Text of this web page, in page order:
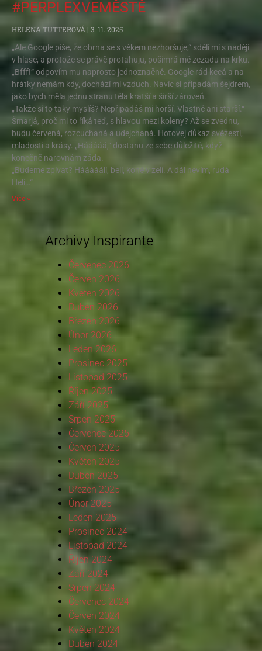
#PERPLEXVEMĚSTĚ
HELENA TUTTEROVÁ
3. 11. 2025
„Ale Google píše, že obrna se s věkem nezhoršuje,“ sdělí mi s nadějí
v hlase, a protože se právě protahuju, pošimrá mě zezadu na krku.
„Bfff!“ odpovím mu naprosto jednoznačně. Google rád kecá a na
hrátky nemám kdy, dochází mi vzduch. Navíc si připadám šejdrem,
jako bych měla jednu stranu těla kratší a širší zároveň.
„Takže si to taky myslíš? Nepřipadáš mi horší. Vlastně ani starší.“
Šmarjá, proč mi to říká teď, s hlavou mezi koleny? Až se zvednu,
budu červená, rozcuchaná a udejchaná. Hotovej důkaz svěžesti,
mladosti a krásy. „Hááááá,“ dostanu ze sebe důležitě, když
konečně narovnám záda.
„Budeme zpívat? Hááááálí, belí, koně v zelí. A dál nevím, rudá
Helí…“
Více »
Archivy Inspirante
Červenec 2026
Červen 2026
Květen 2026
Duben 2026
Březen 2026
Únor 2026
Leden 2026
Prosinec 2025
Listopad 2025
Říjen 2025
Září 2025
Srpen 2025
Červenec 2025
Červen 2025
Květen 2025
Duben 2025
Březen 2025
Únor 2025
Leden 2025
Prosinec 2024
Listopad 2024
Říjen 2024
Září 2024
Srpen 2024
Červenec 2024
Červen 2024
Květen 2024
Duben 2024